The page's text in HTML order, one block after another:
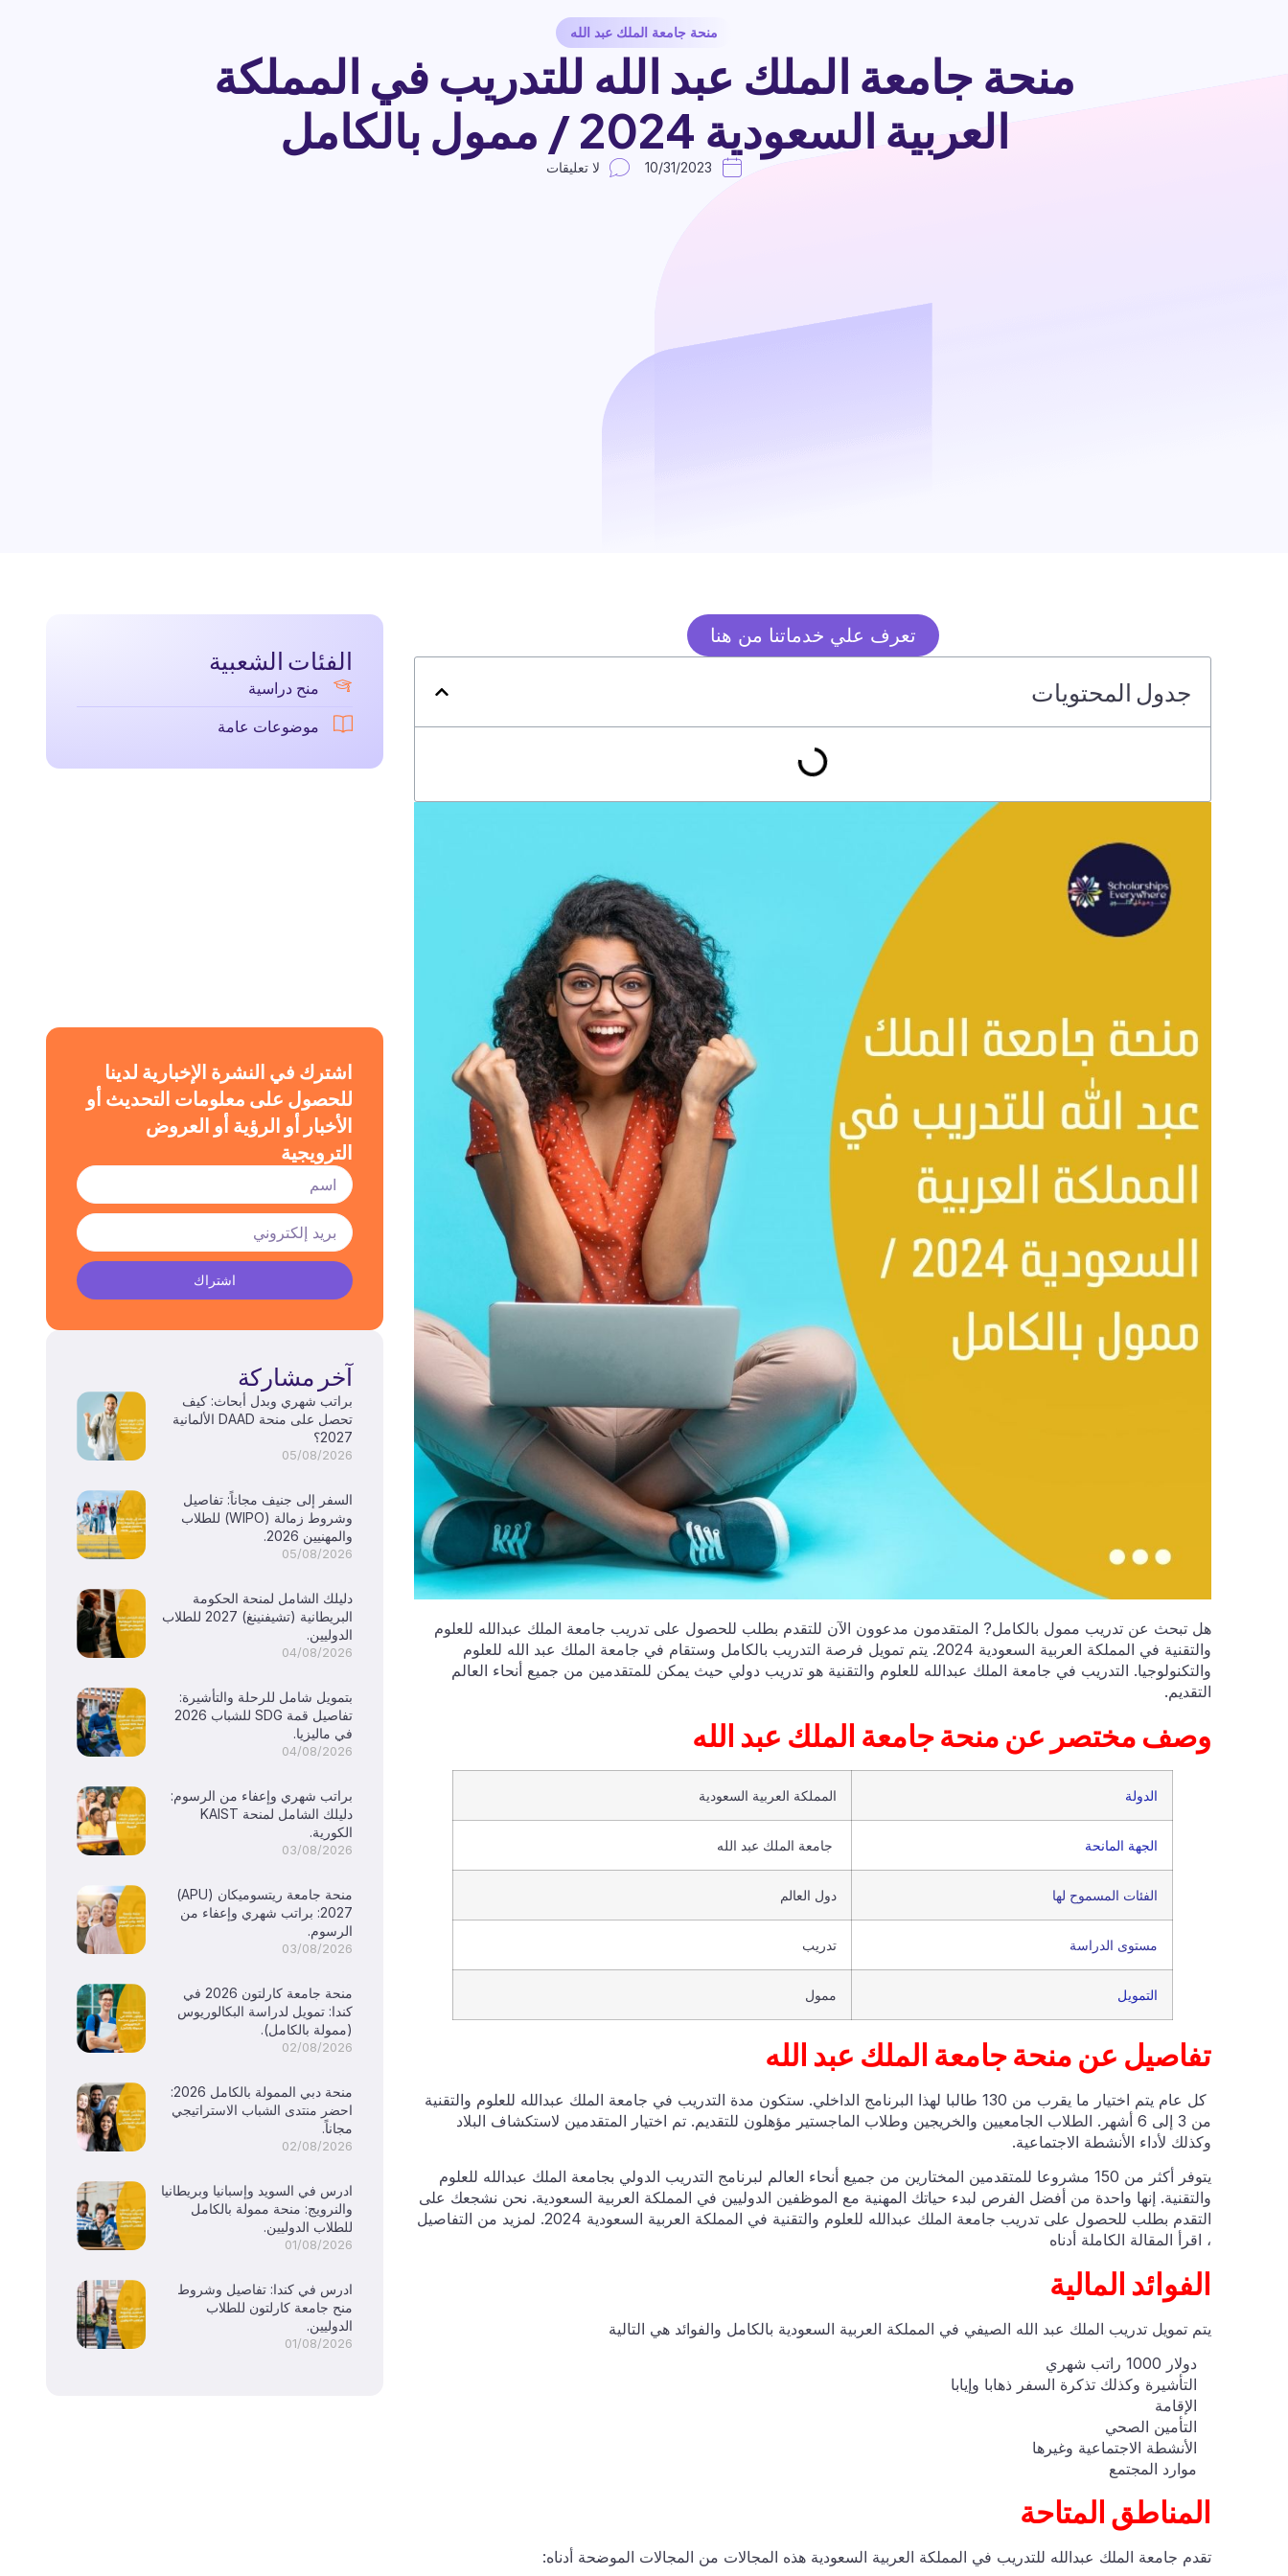
منحة جامعة الملك عبد الله
منحة جامعة الملك عبد الله للتدريب في المملكة
العربية السعودية 2024 / ممول بالكامل
10/31/2023 لا تعليقات
تعرف علي خدماتنا من هنا
جدول المحتويات
هل تبحث عن تدريب ممول بالكامل? المتقدمون مدعوون الآن للتقدم بطلب للحصول على تدريب جامعة الملك عبدالله للعلوم
والتقنية في المملكة العربية السعودية 2024. يتم تمويل فرصة التدريب بالكامل وستقام في جامعة الملك عبد الله للعلوم
والتكنولوجيا. التدريب في جامعة الملك عبدالله للعلوم والتقنية هو تدريب دولي حيث يمكن للمتقدمين من جميع أنحاء العالم
التقديم.
وصف مختصر عن منحة جامعة الملك عبد الله
الدولة المملكة العربية السعودية
الجهة المانحة جامعة الملك عبد الله
الفئات المسموح لها دول العالم
مستوى الدراسة تدريب
التمويل ممول
تفاصيل عن منحة جامعة الملك عبد الله
كل عام يتم اختيار ما يقرب من 130 طالبا لهذا البرنامج الداخلي. ستكون مدة التدريب في جامعة الملك عبدالله للعلوم والتقنية
من 3 إلى 6 أشهر. الطلاب الجامعيين والخريجين وطلاب الماجستير مؤهلون للتقديم. تم اختيار المتقدمين لاستكشاف البلاد
وكذلك لأداء الأنشطة الاجتماعية.
يتوفر أكثر من 150 مشروعا للمتقدمين المختارين من جميع أنحاء العالم لبرنامج التدريب الدولي بجامعة الملك عبدالله للعلوم
والتقنية. إنها واحدة من أفضل الفرص لبدء حياتك المهنية مع الموظفين الدوليين في المملكة العربية السعودية. نحن نشجعك على
التقدم بطلب للحصول على تدريب جامعة الملك عبدالله للعلوم والتقنية في المملكة العربية السعودية 2024. لمزيد من التفاصيل
، اقرأ المقالة الكاملة أدناه
الفوائد المالية
يتم تمويل تدريب الملك عبد الله الصيفي في المملكة العربية السعودية بالكامل والفوائد هي التالية
دولار 1000 راتب شهري
التأشيرة وكذلك تذكرة السفر ذهابا وإيابا
الإقامة
التأمين الصحي
الأنشطة الاجتماعية وغيرها
موارد المجتمع
المناطق المتاحة
تقدم جامعة الملك عبدالله للتدريب في المملكة العربية السعودية هذه المجالات من المجالات الموضحة أدناه:
الفئات الشعبية
منح دراسية
موضوعات عامة
اشترك في النشرة الإخبارية لدينا
للحصول على معلومات التحديث أو
الأخبار أو الرؤية أو العروض
الترويجية
اشتراك
آخر مشاركة
براتب شهري وبدل أبحاث: كيف
تحصل على منحة DAAD الألمانية
2027؟
05/08/2026
السفر إلى جنيف مجاناً: تفاصيل
وشروط زمالة (WIPO) للطلاب
والمهنيين 2026.
05/08/2026
دليلك الشامل لمنحة الحكومة
البريطانية (تشيفنينغ) 2027 للطلاب
الدوليين.
04/08/2026
بتمويل شامل للرحلة والتأشيرة:
تفاصيل قمة SDG للشباب 2026
في ماليزيا.
04/08/2026
براتب شهري وإعفاء من الرسوم:
دليلك الشامل لمنحة KAIST
الكورية.
03/08/2026
منحة جامعة ريتسوميكان (APU)
2027: براتب شهري وإعفاء من
الرسوم.
03/08/2026
منحة جامعة كارلتون 2026 في
كندا: تمويل لدراسة البكالوريوس
(ممولة بالكامل).
02/08/2026
منحة دبي الممولة بالكامل 2026:
احضر منتدى الشباب الاستراتيجي
مجاناً.
02/08/2026
ادرس في السويد وإسبانيا وبريطانيا
والنرويج: منحة ممولة بالكامل
للطلاب الدوليين.
01/08/2026
ادرس في كندا: تفاصيل وشروط
منح جامعة كارلتون للطلاب
الدوليين.
01/08/2026